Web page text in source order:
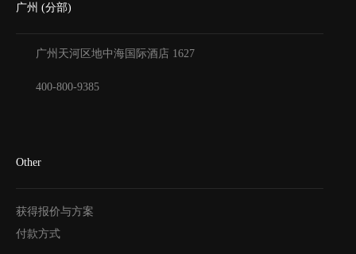
广州 (分部)
广州天河区地中海国际酒店 1627
400-800-9385
Other
获得报价与方案
付款方式